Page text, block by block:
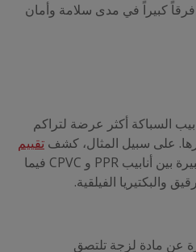
كبيراً في مدى سلامة وأمان
السباكة أكثر عرضة لتراكم
على سبيل المثال، كشف تقييم
اختلافات كبيرة بين أنابيب PPR و CPVC فيما
والبكتيريا الفيلقية.
عن مادة لزجة تلتصق